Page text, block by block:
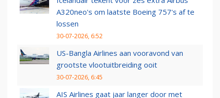
A320neo's om laatste Boeing 757's af te
lossen
30-07-2026, 6:52
US-Bangla Airlines aan vooravond van
grootste vlootuitbreiding ooit
30-07-2026, 6:45
AIS Airlines gaat jaar langer door met